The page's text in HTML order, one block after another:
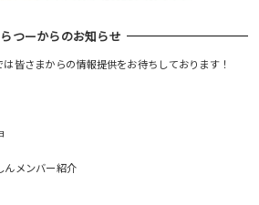
つーからのお知らせ
は皆さまからの情報提供をお待ちしております！
んメンバー紹介